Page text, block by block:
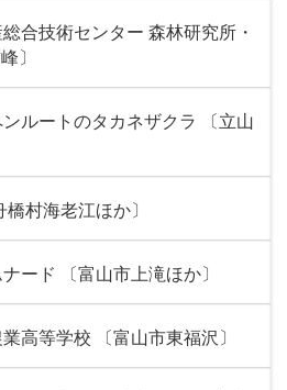
合技術センター 森林研究所・
〕
ルートのタカネザクラ 〔立山
村海老江ほか〕
ード 〔富山市上滝ほか〕
高等学校 〔富山市東福沢〕